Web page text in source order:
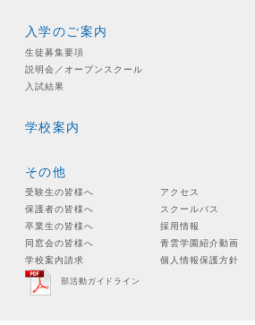
入学のご案内
生徒募集要項
説明会／オープンスクール
入試結果
学校案内
その他
受験生の皆様へ
保護者の皆様へ
卒業生の皆様へ
同窓会の皆様へ
学校案内請求
アクセス
スクールバス
採用情報
青雲学園紹介動画
個人情報保護方針
部活動ガイドライン